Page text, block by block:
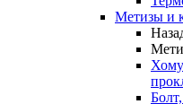
Метизы и